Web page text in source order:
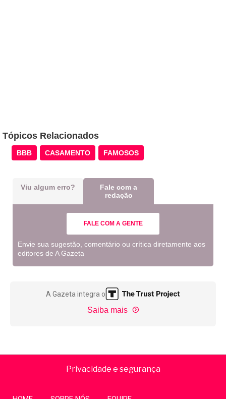
Tópicos Relacionados
BBB CASAMENTO FAMOSOS
Viu algum erro?
Fale com a
redação
FALE COM A GENTE
Envie sua sugestão, comentário ou crítica diretamente aos
editores de A Gazeta
A Gazeta integra o
Saiba mais
Privacidade e segurança